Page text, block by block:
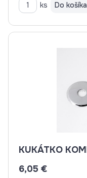
ks Do košíka
6,05 €